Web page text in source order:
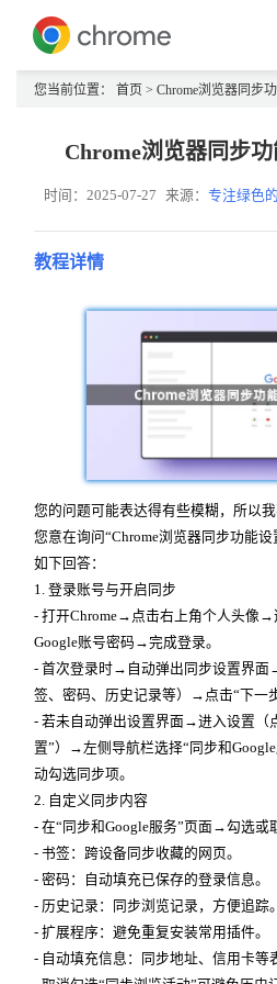
您当前位置： 首页 > Chrome浏览器同步
Chrome浏览器同步
时间：2025-07-27 来源：专注绿色
教程详情
您的问题可能表达得有些模糊，所以
您意在询问“Chrome浏览器同步功能
如下回答：
1. 登录账号与开启同步
- 打开Chrome→点击右上角个人头像→
Google账号密码→完成登录。
- 首次登录时→自动弹出同步设置界面
签、密码、历史记录等）→点击“下一
- 若未自动弹出设置界面→进入设置（
置”）→左侧导航栏选择“同步和
动勾选同步项。
2. 自定义同步内容
- 在“同步和Google服务”页面→勾选或
- 书签：跨设备同步收藏的网页。
- 密码：自动填充已保存的登录信息。
- 历史记录：同步浏览记录，方便追踪。
- 扩展程序：避免重复安装常用插件。
- 自动填充信息：同步地址、信用卡等